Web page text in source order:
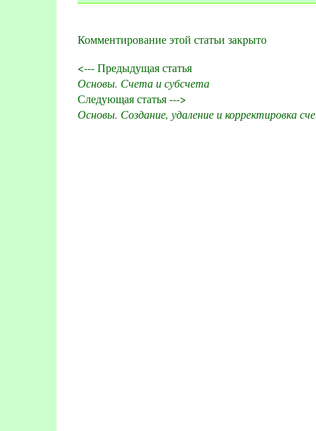
Комментирование этой статьи закрыто
<--- Предыдущая статья
Основы. Счета и субсчета
Следующая статья --->
Основы. Создание, удаление и корректировка